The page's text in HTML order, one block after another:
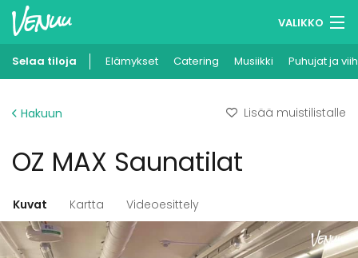
VALIKKO
Muistilistasi
Ilmoita kohteesi
Selaa tiloja Elämykset Catering Musiikki Puhujat ja
Hakuun Lisää muistilistalle
OZ MAX Saunatilat
Kuvat Kartta Videoesittely